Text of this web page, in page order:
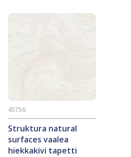
Struktura natural
surfaces vaalea
hiekkakivi tapetti
45756